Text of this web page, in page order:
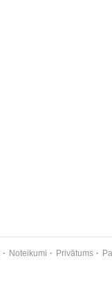
Noteikumi Privātums